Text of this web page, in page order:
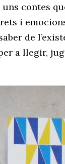
contes
i
de
a llegir,